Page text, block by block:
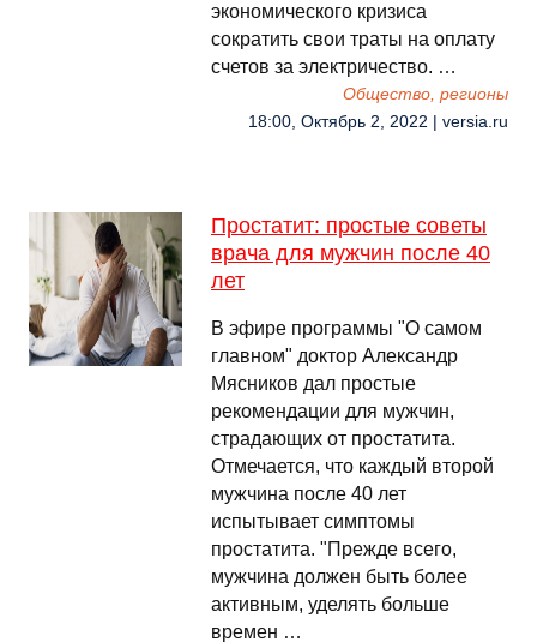
экономического кризиса
сократить свои траты на оплату
счетов за электричество. …
Общество, регионы
18:00, Октябрь 2, 2022 | versia.ru
Простатит: простые советы
врача для мужчин после 40
лет
В эфире программы "О самом
главном" доктор Александр
Мясников дал простые
рекомендации для мужчин,
страдающих от простатита.
Отмечается, что каждый второй
мужчина после 40 лет
испытывает симптомы
простатита. "Прежде всего,
мужчина должен быть более
активным, уделять больше
времен …